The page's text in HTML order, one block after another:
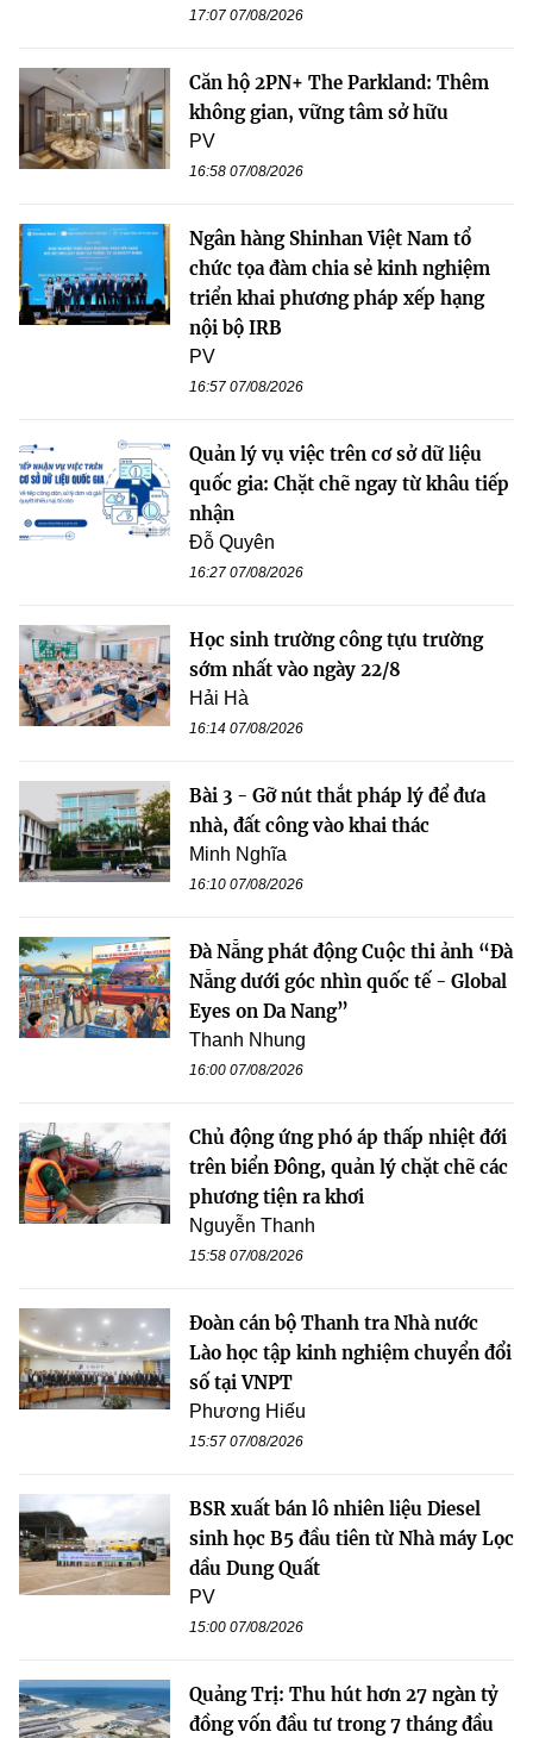
17:07 07/08/2026
Căn hộ 2PN+ The Parkland: Thêm
không gian, vững tâm sở hữu
PV
16:58 07/08/2026
Ngân hàng Shinhan Việt Nam tổ
chức tọa đàm chia sẻ kinh nghiệm
triển khai phương pháp xếp hạng
nội bộ IRB
PV
16:57 07/08/2026
Quản lý vụ việc trên cơ sở dữ liệu
quốc gia: Chặt chẽ ngay từ khâu tiếp
nhận
Đỗ Quyên
16:27 07/08/2026
Học sinh trường công tựu trường
sớm nhất vào ngày 22/8
Hải Hà
16:14 07/08/2026
Bài 3 - Gỡ nút thắt pháp lý để đưa
nhà, đất công vào khai thác
Minh Nghĩa
16:10 07/08/2026
Đà Nẵng phát động Cuộc thi ảnh “Đà
Nẵng dưới góc nhìn quốc tế - Global
Eyes on Da Nang”
Thanh Nhung
16:00 07/08/2026
Chủ động ứng phó áp thấp nhiệt đới
trên biển Đông, quản lý chặt chẽ các
phương tiện ra khơi
Nguyễn Thanh
15:58 07/08/2026
Đoàn cán bộ Thanh tra Nhà nước
Lào học tập kinh nghiệm chuyển đổi
số tại VNPT
Phương Hiếu
15:57 07/08/2026
BSR xuất bán lô nhiên liệu Diesel
sinh học B5 đầu tiên từ Nhà máy Lọc
dầu Dung Quất
PV
15:00 07/08/2026
Quảng Trị: Thu hút hơn 27 ngàn tỷ
đồng vốn đầu tư trong 7 tháng đầu